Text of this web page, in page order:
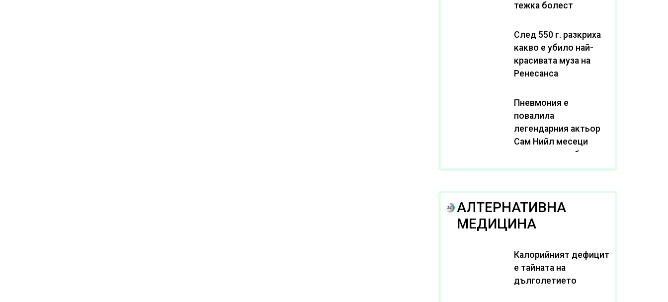
тежка болест
След 550 г. разкриха
какво е убило най-
красивата муза на
Ренесанса
Пневмония е
повалила
легендарния актьор
Сам Нийл месеци
след като пребори
рака
АЛТЕРНАТИВНА
МЕДИЦИНА
Калорийният дефицит
е тайната на
дълголетието